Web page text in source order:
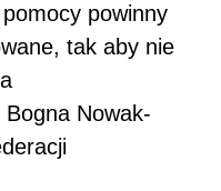
powinny
tak aby nie
Bogna Nowak-